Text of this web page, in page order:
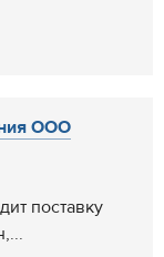
ООО
поставку